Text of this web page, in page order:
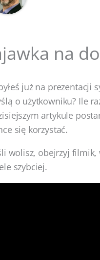
na
już na prezentacji
o użytkowniku? Ile
artykule
się korzystać.
wolisz, obejrzyj filmik,
szybciej.